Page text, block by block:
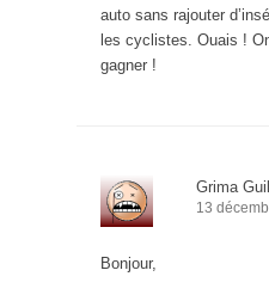
auto sans rajouter
les cyclistes. Ouais !
gagner !
Grima
13
Bonjour,